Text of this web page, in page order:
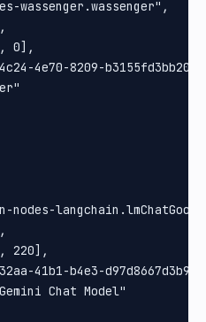
wassenger.wassenger",
0],
4e70-8209-b3155fd3bb20",
nodes-
220],
41b1-b4e3-d97d8667d3b9",
Chat Model"